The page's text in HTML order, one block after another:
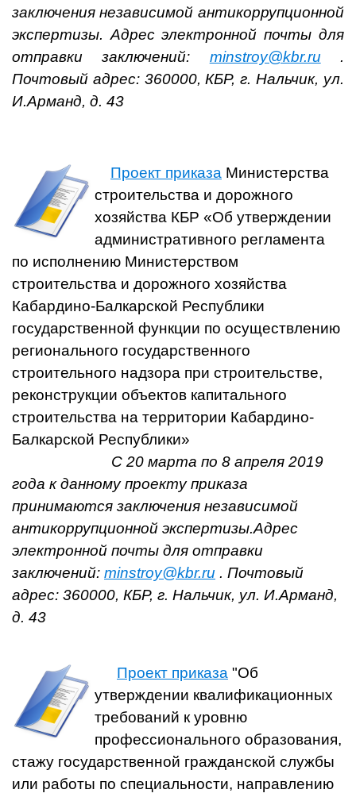
заключения независимой антикоррупционной
экспертизы. Адрес электронной почты для
отправки заключений: minstroy@kbr.ru
.
Почтовый адрес: 360000, КБР, г. Нальчик, ул.
И.Арманд, д. 43
Проект приказа Министерства
строительства и дорожного
хозяйства КБР «Об утверждении
административного регламента
по исполнению Министерством
строительства и дорожного хозяйства
Кабардино-Балкарской Республики
государственной функции по осуществлению
регионального государственного
строительного надзора при строительстве,
реконструкции объектов капитального
строительства на территории Кабардино-
Балкарской Республики»
С 20 марта по 8 апреля 2019
года к данному проекту приказа
принимаются заключения независимой
антикоррупционной экспертизы.Адрес
электронной почты для отправки
заключений: minstroy@kbr.ru . Почтовый
адрес: 360000, КБР, г. Нальчик, ул. И.Арманд,
д. 43
Проект приказа "Об
утверждении квалификационных
требований к уровню
профессионального образования,
стажу государственной гражданской службы
или работы по специальности, направлению